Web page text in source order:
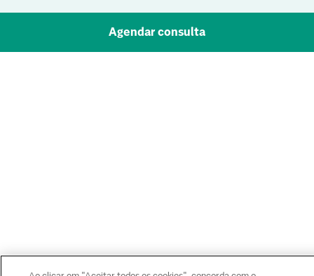
Agendar consulta